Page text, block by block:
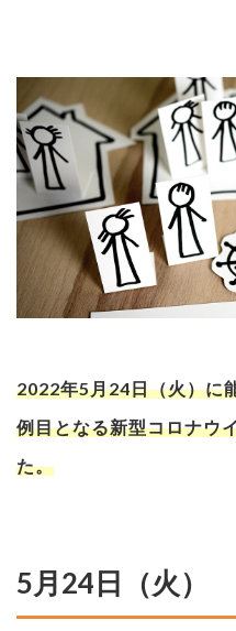
2022年5月24日（火）に
例目となる新型コロナウ
た。
5月24日（火）